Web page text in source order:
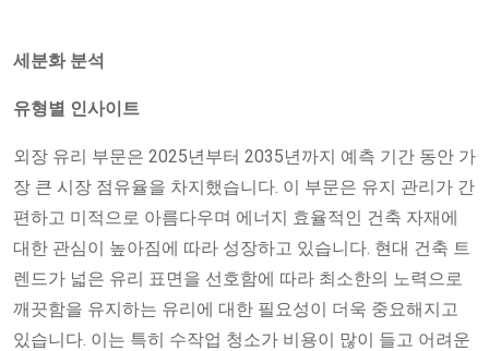
세분화 분석
유형별 인사이트
외장 유리 부문은 2025년부터 2035년까지 예측 기간 동안 가
장 큰 시장 점유율을 차지했습니다. 이 부문은 유지 관리가 간
편하고 미적으로 아름다우며 에너지 효율적인 건축 자재에
대한 관심이 높아짐에 따라 성장하고 있습니다. 현대 건축 트
렌드가 넓은 유리 표면을 선호함에 따라 최소한의 노력으로
깨끗함을 유지하는 유리에 대한 필요성이 더욱 중요해지고
있습니다. 이는 특히 수작업 청소가 비용이 많이 들고 어려운